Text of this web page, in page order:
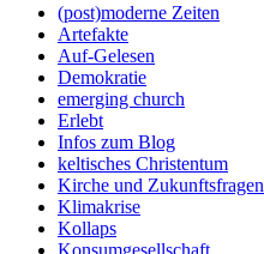
(post)moderne Zeiten
Artefakte
Auf-Gelesen
Demokratie
emerging church
Erlebt
Infos zum Blog
keltisches Christentum
Kirche und Zukunftsfragen
Klimakrise
Kollaps
Konsumgesellschaft